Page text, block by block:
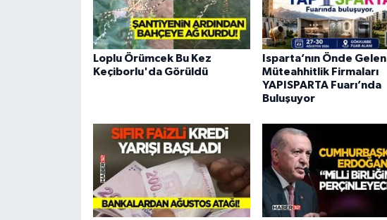
Loplu Örümcek Bu Kez
Keçiborlu'da Görüldü
Isparta’nın Önde Gelen
Müteahhitlik Firmaları
YAPISPARTA Fuarı’nda
Buluşuyor